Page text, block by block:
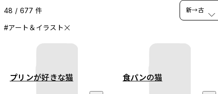
48 / 677 件
#アート＆イラスト
新→古
プリンが好きな猫 食パンの猫